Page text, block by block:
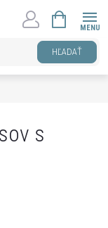
HĽADAŤ
KOŠÍK
s